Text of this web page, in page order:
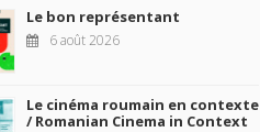
Le bon représentant
6 août 2026
Le cinéma roumain en contexte
/ Romanian Cinema in Context